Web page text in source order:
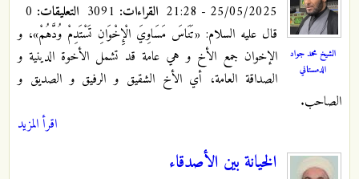
الشيخ محمد جواد
الدمستاني
25/05/2025 - 21:28 القراءات: التعليقات:
قال عليه السلام: «تَنَاسَ مَسَاوِيَ الْإِخْوَانِ تَسْتَدِمْ وُدَّهُمْ»، و
الإخوان جمع الأخ و هي عامة قد تشمل الأخوة الدينية و
الصداقة العامة، أي الأخ الشقيق و الرفيق و الصديق و
الصاحب.
اقرأ المزيد
الخيانة بين الأصدقاء